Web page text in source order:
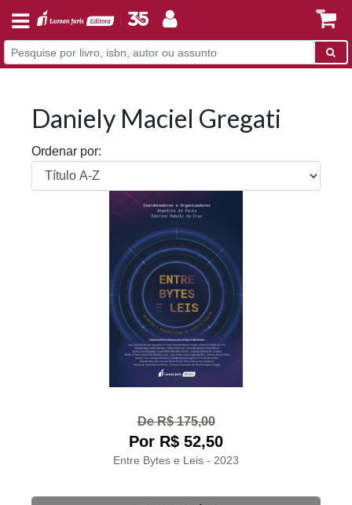
Daniely Maciel Gregati
Ordenar por:
De R$ 175,00
Por R$ 52,50
Entre Bytes e Leis - 2023